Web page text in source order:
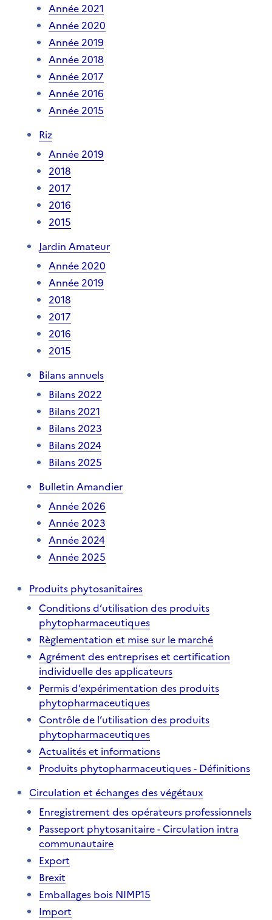
Année 2021
Année 2020
Année 2019
Année 2018
Année 2017
Année 2016
Année 2015
Riz
Année 2019
2018
2017
2016
2015
Jardin Amateur
Année 2020
Année 2019
2018
2017
2016
2015
Bilans annuels
Bilans 2022
Bilans 2021
Bilans 2023
Bilans 2024
Bilans 2025
Bulletin Amandier
Année 2026
Année 2023
Année 2024
Année 2025
Produits phytosanitaires
Conditions d’utilisation des produits
phytopharmaceutiques
Règlementation et mise sur le marché
Agrément des entreprises et certification
individuelle des applicateurs
Permis d’expérimentation des produits
phytopharmaceutiques
Contrôle de l’utilisation des produits
phytopharmaceutiques
Actualités et informations
Produits phytopharmaceutiques - Définitions
Circulation et échanges des végétaux
Enregistrement des opérateurs professionnels
Passeport phytosanitaire - Circulation intra
communautaire
Export
Brexit
Emballages bois NIMP15
Import